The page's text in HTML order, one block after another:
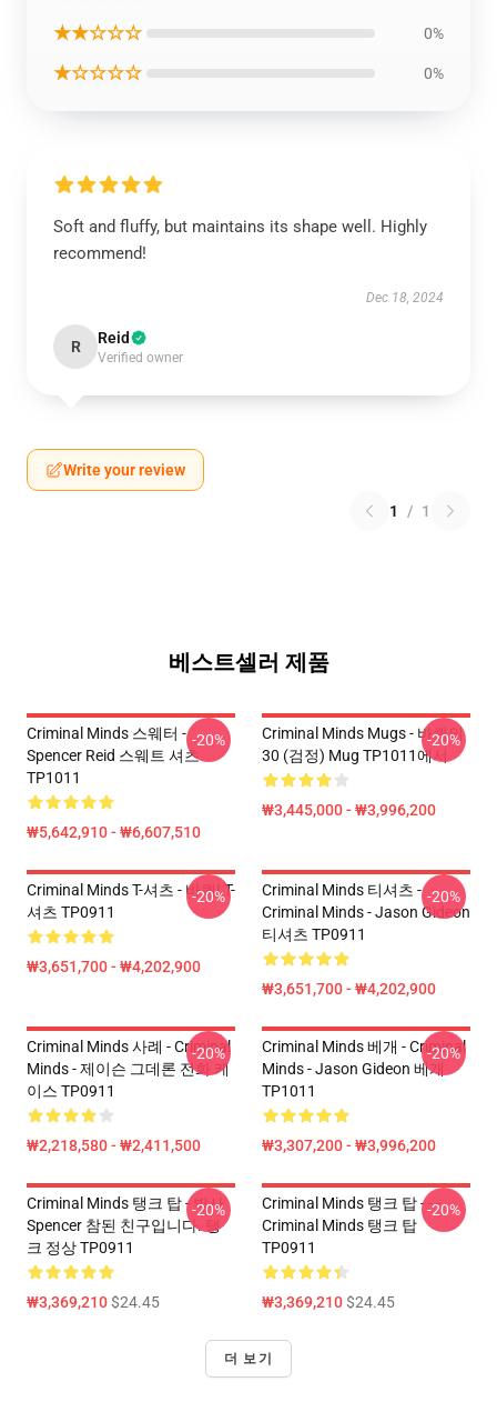
★★☆☆☆ 0%
★☆☆☆☆ 0%
Soft and fluffy, but maintains its shape well. Highly
recommend!
Dec 18, 2024
R Reid
Verified owner
Write your review
1 / 1
베스트셀러 제품
Criminal Minds 스웨터 -
Spencer Reid 스웨트 셔츠
TP1011
₩5,642,910 - ₩6,607,510
-20%
Criminal Minds Mugs - 바퀴의
30 (검정) Mug TP1011에서
₩3,445,000 - ₩3,996,200
-20%
Criminal Minds T-셔츠 - 바퀴! T-
셔츠 TP0911
₩3,651,700 - ₩4,202,900
-20%
Criminal Minds 티셔츠 -
Criminal Minds - Jason Gideon
티셔츠 TP0911
₩3,651,700 - ₩4,202,900
-20%
Criminal Minds 사례 - Criminal
Minds - 제이슨 그데론 전화 케
이스 TP0911
₩2,218,580 - ₩2,411,500
-20%
Criminal Minds 베개 - Criminal
Minds - Jason Gideon 베개
TP1011
₩3,307,200 - ₩3,996,200
-20%
Criminal Minds 탱크 탑 - 박사
Spencer 참된 친구입니다. 탱
크 정상 TP0911
₩3,369,210$24.45
-20%
Criminal Minds 탱크 탑 - - -
Criminal Minds 탱크 탑
TP0911
₩3,369,210$24.45
-20%
더 보기